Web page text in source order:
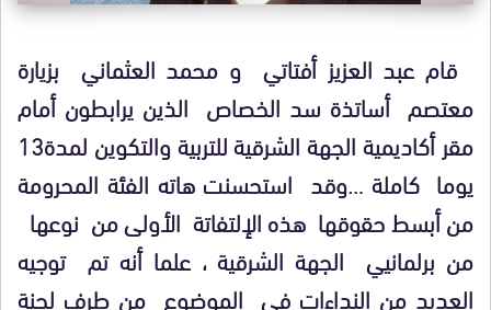
قام عبد العزيز أفتاتي و محمد العثماني بزيارة
معتصم أساتذة سد الخصاص الذين يرابطون أمام
مقر أكاديمية الجهة الشرقية للتربية والتكوين لمدة13
يوما كاملة …وقد استحسنت هاته الفئة المحرومة
من أبسط حقوقها هذه الإلتفاتة الأولى من نوعها
من برلمانيي الجهة الشرقية ، علما أنه تم توجيه
العديد من النداءات في الموضوع من طرف لجنة